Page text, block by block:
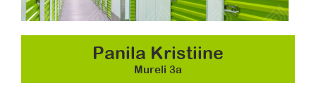
Panila Kristiine
Mureli 3a